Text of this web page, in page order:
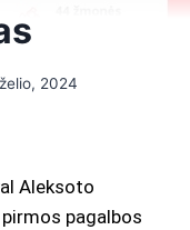
2024
Aleksoto
pagalbos